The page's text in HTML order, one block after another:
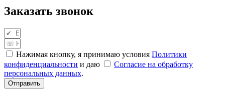
Заказать звонок
Нажимая кнопку, я принимаю условия Политики
конфиденциальности и даю
Согласие на обработку
персональных данных.
Отправить